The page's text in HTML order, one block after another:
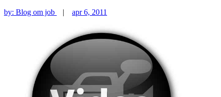
by: Blog om job | apr 6, 2011